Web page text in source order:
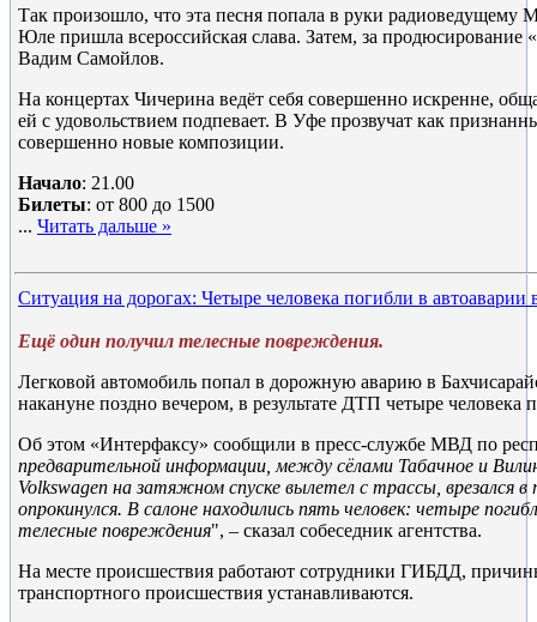
Так произошло, что эта песня попала в руки радиоведущему
Юле пришла всероссийская слава. Затем, за продюсирование
Вадим Самойлов.
На концертах Чичерина ведёт себя совершенно искренне,
ей с удовольствием подпевает. В Уфе прозвучат как
совершенно новые композиции.
Начало: 21.00
Билеты: от 800 до 1500
... Читать дальше »
Ситуация на дорогах: Четыре человека погибли в
Ещё один получил телесные повреждения.
Легковой автомобиль попал в дорожную аварию в
накануне поздно вечером, в результате ДТП четыре человека
Об этом «Интерфаксу» сообщили в пресс-службе МВД по
предварительной информации, между сёлами Табачное и
Volkswagen на затяжном спуске вылетел с трассы, врезался в
опрокинулся. В салоне находились пять человек: четыре
телесные повреждения", – сказал собеседник агентства.
На месте происшествия работают сотрудники ГИБДД,
транспортного происшествия устанавливаются.